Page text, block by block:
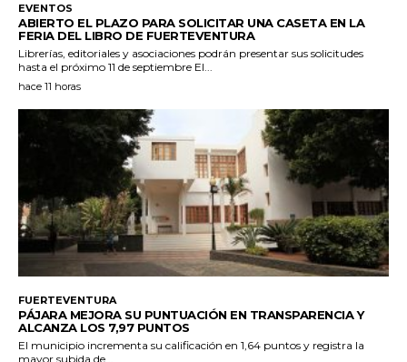
EVENTOS
ABIERTO EL PLAZO PARA SOLICITAR UNA CASETA EN LA
FERIA DEL LIBRO DE FUERTEVENTURA
Librerías, editoriales y asociaciones podrán presentar sus solicitudes
hasta el próximo 11 de septiembre El...
hace 11 horas
FUERTEVENTURA
PÁJARA MEJORA SU PUNTUACIÓN EN TRANSPARENCIA Y
ALCANZA LOS 7,97 PUNTOS
El municipio incrementa su calificación en 1,64 puntos y registra la
mayor subida de...